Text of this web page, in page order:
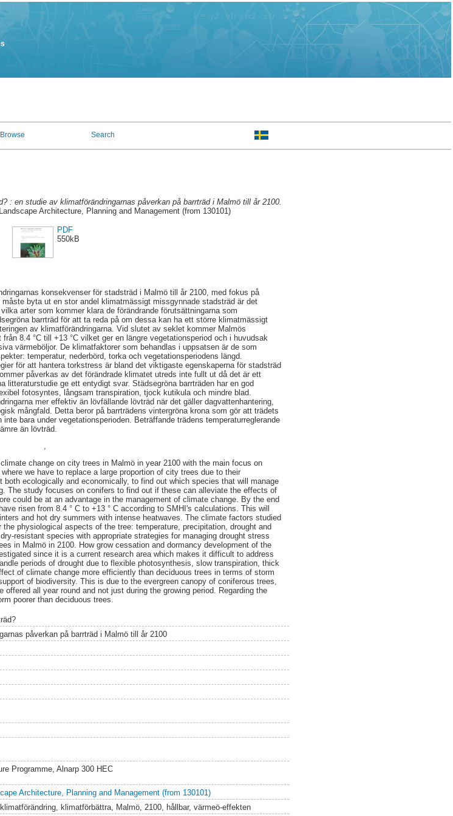
Browse Search
: en studie av klimatförändringarnas påverkan på barrträd i Malmö till år 2100.
Architecture, Planning and Management (from 130101)
PDF
550kB
konsekvenser för stadsträd i Malmö till år 2100, med fokus på
byta ut en stor andel klimatmässigt missgynnade stadsträd är det
arter som kommer klara de förändrande förutsättningarna som
barrträd för att ta reda på om dessa kan ha ett större klimatmässigt
av klimatförändringarna. Vid slutet av seklet kommer Malmös
8.4 °C till +13 °C vilket ger en längre vegetationsperiod och i huvudsak
värmeböljor. De klimatfaktorer som behandlas i uppsatsen är de som
temperatur, nederbörd, torka och vegetationsperiodens längd.
för att hantera torkstress är bland det viktigaste egenskaperna för stadsträd
påverkas av det förändrade klimatet utreds inte fullt ut då det är ett
ge ett entydigt svar. Städsegröna barrträden har en god
fotosyntes, långsam transpiration, tjock kutikula och mindre blad.
mer effektiv än lövfällande lövträd när det gäller dagvattenhantering,
mångfald. Detta beror på barrträdens vintergröna krona som gör att trädets
bara under vegetationsperioden. Beträffande trädens temperaturreglerande
än lövträd.
change on city trees in Malmö in year 2100 with the main focus on
we have to replace a large proportion of city trees due to their
ecologically and economically, to find out which species that will manage
The study focuses on conifers to find out if these can alleviate the effects of
could be at an advantage in the management of climate change. By the end
risen from 8.4 ° C to +13 ° C according to SMHI's calculations. This will
and hot dry summers with intense heatwaves. The climate factors studied
physiological aspects of the tree: temperature, precipitation, drought and
resistant species with appropriate strategies for managing drought stress
in Malmö in 2100. How grow cessation and dormancy development of the
since it is a current research area which makes it difficult to address
periods of drought due to flexible photosynthesis, slow transpiration, thick
of climate change more efficiently than deciduous trees in terms of storm
of biodiversity. This is due to the evergreen canopy of coniferous trees,
all year round and not just during the growing period. Regarding the
poorer than deciduous trees.
påverkan på barrträd i Malmö till år 2100
Programme, Alnarp 300 HEC
Architecture, Planning and Management (from 130101)
klimatförbättra, Malmö, 2100, hållbar, värmeö-effekten